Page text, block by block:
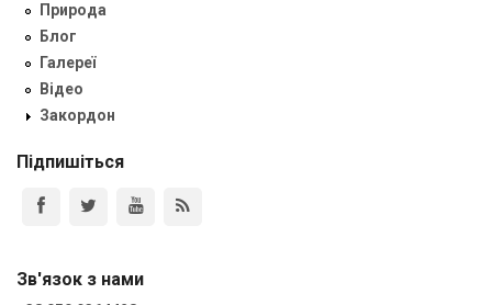
Природа
Блог
Галереї
Відео
Закордон
Підпишіться
Зв'язок з нами